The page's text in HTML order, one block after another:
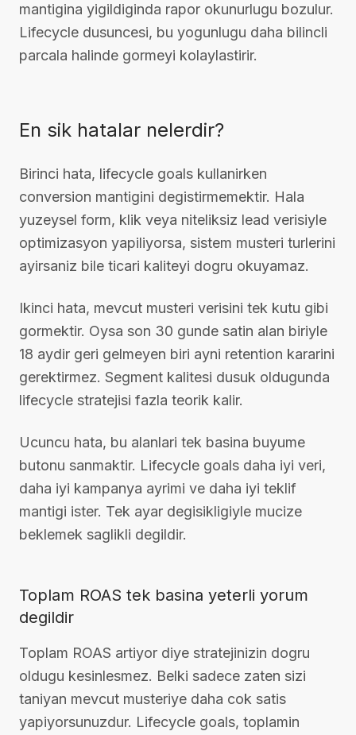
mantigina yigildiginda rapor okunurlugu bozulur.
Lifecycle dusuncesi, bu yogunlugu daha bilincli
parcala halinde gormeyi kolaylastirir.
En sik hatalar nelerdir?
Birinci hata, lifecycle goals kullanirken
conversion mantigini degistirmemektir. Hala
yuzeysel form, klik veya niteliksiz lead verisiyle
optimizasyon yapiliyorsa, sistem musteri turlerini
ayirsaniz bile ticari kaliteyi dogru okuyamaz.
Ikinci hata, mevcut musteri verisini tek kutu gibi
gormektir. Oysa son 30 gunde satin alan biriyle
18 aydir geri gelmeyen biri ayni retention kararini
gerektirmez. Segment kalitesi dusuk oldugunda
lifecycle stratejisi fazla teorik kalir.
Ucuncu hata, bu alanlari tek basina buyume
butonu sanmaktir. Lifecycle goals daha iyi veri,
daha iyi kampanya ayrimi ve daha iyi teklif
mantigi ister. Tek ayar degisikligiyle mucize
beklemek saglikli degildir.
Toplam ROAS tek basina yeterli yorum
degildir
Toplam ROAS artiyor diye stratejinizin dogru
oldugu kesinlesmez. Belki sadece zaten sizi
taniyan mevcut musteriye daha cok satis
yapiyorsunuzdur. Lifecycle goals, toplamin